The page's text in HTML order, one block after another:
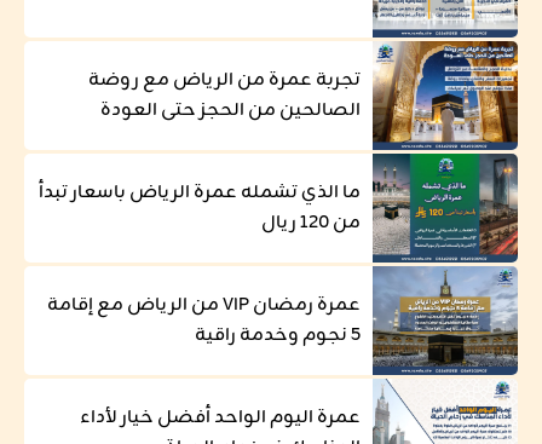
تجربة عمرة من الرياض مع روضة
الصالحين من الحجز حتى العودة
ما الذي تشمله عمرة الرياض باسعار تبدأ
من 120 ريال
عمرة رمضان VIP من الرياض مع إقامة
5 نجوم وخدمة راقية
عمرة اليوم الواحد أفضل خيار لأداء